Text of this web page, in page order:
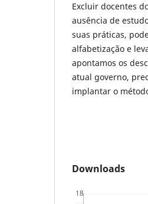
Excluir docentes
ausência de
suas práticas,
alfabetização e
apontamos os
atual governo,
implantar o
Downloads